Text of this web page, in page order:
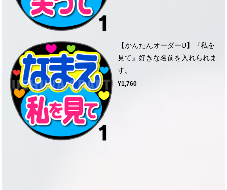
【かんたんオーダーU】『私を
見て』好きな名前を入れられま
す。
¥1,760